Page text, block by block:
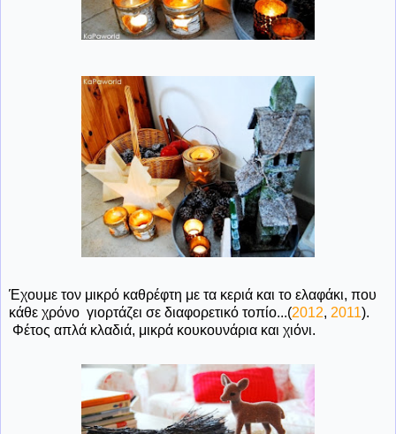
Έχουμε τον μικρό καθρέφτη με τα κεριά και το ελαφάκι, που
κάθε χρόνο γιορτάζει σε διαφορετικό τοπίο...(2012, 2011).
Φέτος απλά κλαδιά, μικρά κουκουνάρια και χιόνι.